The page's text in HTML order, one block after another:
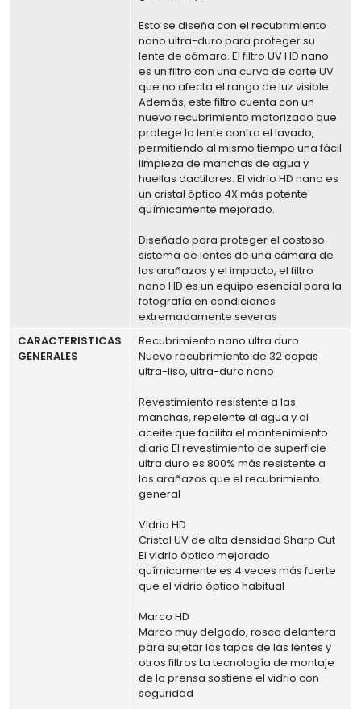
Esto se diseña con el recubrimiento
nano ultra-duro para proteger su
lente de cámara. El filtro UV HD nano
es un filtro con una curva de corte UV
que no afecta el rango de luz visible.
Además, este filtro cuenta con un
nuevo recubrimiento motorizado que
protege la lente contra el lavado,
permitiendo al mismo tiempo una fácil
limpieza de manchas de agua y
huellas dactilares. El vidrio HD nano es
un cristal óptico 4X más potente
químicamente mejorado.
Diseñado para proteger el costoso
sistema de lentes de una cámara de
los arañazos y el impacto, el filtro
nano HD es un equipo esencial para la
fotografía en condiciones
extremadamente severas
CARACTERISTICAS
GENERALES
Recubrimiento nano ultra duro
Nuevo recubrimiento de 32 capas
ultra-liso, ultra-duro nano
Revestimiento resistente a las
manchas, repelente al agua y al
aceite que facilita el mantenimiento
diario El revestimiento de superficie
ultra duro es 800% más resistente a
los arañazos que el recubrimiento
general
Vidrio HD
Cristal UV de alta densidad Sharp Cut
El vidrio óptico mejorado
químicamente es 4 veces más fuerte
que el vidrio óptico habitual
Marco HD
Marco muy delgado, rosca delantera
para sujetar las tapas de las lentes y
otros filtros La tecnología de montaje
de la prensa sostiene el vidrio con
seguridad